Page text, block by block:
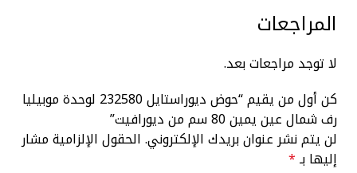
المراجعات
لا توجد مراجعات بعد.
كن أول من يقيم “حوض ديوراستايل 232580 لوحدة موبيليا
رف شمال عين يمين 80 سم من ديورافيت”
لن يتم نشر عنوان بريدك الإلكتروني.الحقول الإلزامية مشار
إليها بـ*